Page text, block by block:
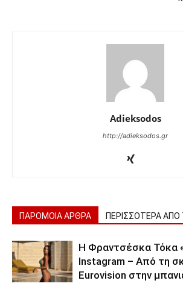
Adieksodos
http://adieksodos.gr
ΠΑΡΟΜΟΙΑ ΑΡΘΡΑ ΠΕΡΙΣΣΟΤΕΡΑ
Η Φραντσέσκα Τόκα
Instagram – Από τη
Eurovision στην